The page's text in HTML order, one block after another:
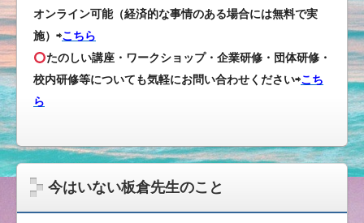
オンライン可能（経済的な事情のある場合には無料で実
施）⇨こちら
たのしい講座・ワークショップ・企業研修・団体研修・
校内研修等についても気軽にお問い合わせください⇨こち
ら
今はいない板倉先生のこと